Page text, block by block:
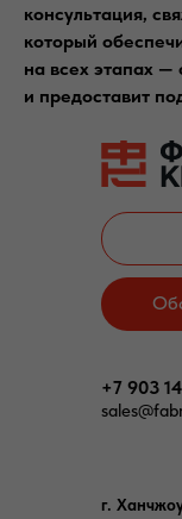
консультация,
который
на всех этапах —
и предоставит
+7 903
г.